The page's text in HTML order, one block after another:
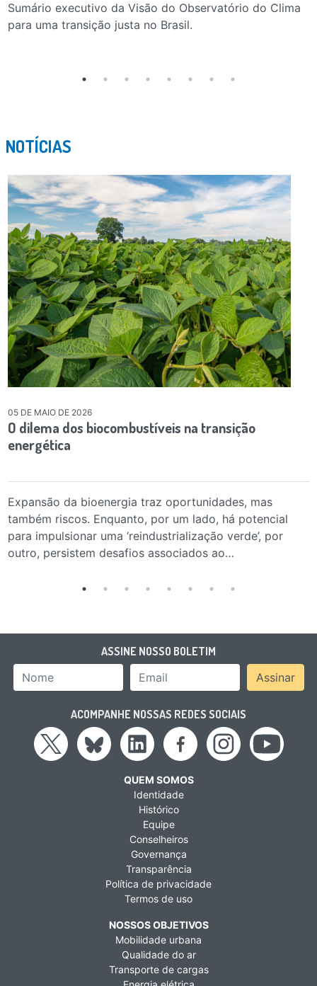
Sumário executivo da Visão do Observatório do Clima
para uma transição justa no Brasil.
NOTÍCIAS
05 DE MAIO DE 2026
O dilema dos biocombustíveis na transição
energética
Expansão da bioenergia traz oportunidades, mas
também riscos. Enquanto, por um lado, há potencial
para impulsionar uma ‘reindustrialização verde’, por
outro, persistem desafios associados ao…
ASSINE NOSSO BOLETIM
Email AddressAssinar
ACOMPANHE NOSSAS REDES SOCIAIS
QUEM SOMOS
Identidade
Histórico
Equipe
Conselheiros
Governança
Transparência
Política de privacidade
Termos de uso
NOSSOS OBJETIVOS
Mobilidade urbana
Qualidade do ar
Transporte de cargas